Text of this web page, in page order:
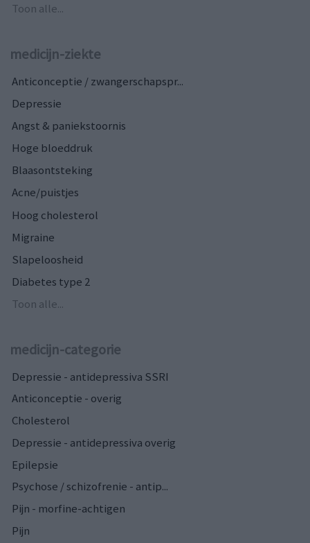
Toon alle...
medicijn-ziekte
Anticonceptie / zwangerschapspr...
Depressie
Angst & paniekstoornis
Hoge bloeddruk
Blaasontsteking
Acne/puistjes
Hoog cholesterol
Migraine
Slapeloosheid
Diabetes type 2
Toon alle...
medicijn-categorie
Depressie - antidepressiva SSRI
Anticonceptie - overig
Cholesterol
Depressie - antidepressiva overig
Epilepsie
Psychose / schizofrenie - antip...
Pijn - morfine-achtigen
Pijn